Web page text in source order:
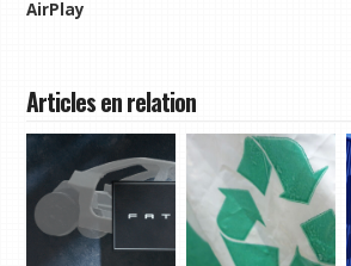
AirPlay
Articles en relation